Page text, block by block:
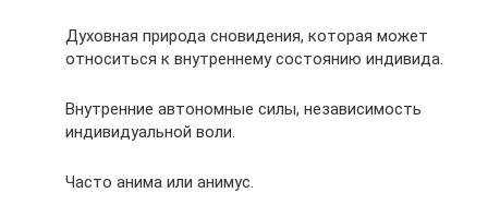
Духовная природа сновидения, которая может
относиться к внутреннему состоянию индивида.
Внутренние автономные силы, независимость
индивидуальной воли.
Часто анима или анимус.